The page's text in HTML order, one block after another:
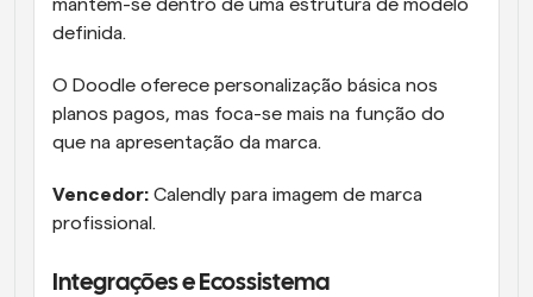
mantém-se dentro de uma estrutura de modelo
definida.
O Doodle oferece personalização básica nos
planos pagos, mas foca-se mais na função do
que na apresentação da marca.
Vencedor: Calendly para imagem de marca
profissional.
Integrações e Ecossistema